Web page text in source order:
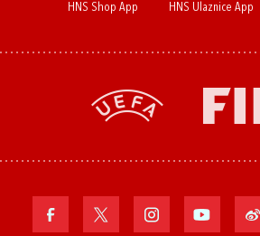
HNS Shop App HNS Ulaznice App